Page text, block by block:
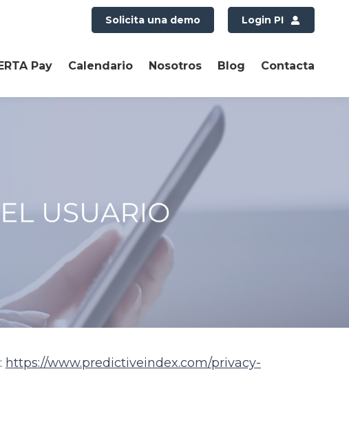
Solicita una demo Login PI
Pay Calendario Nosotros Blog Contacta
https://www.predictiveindex.com/privacy-